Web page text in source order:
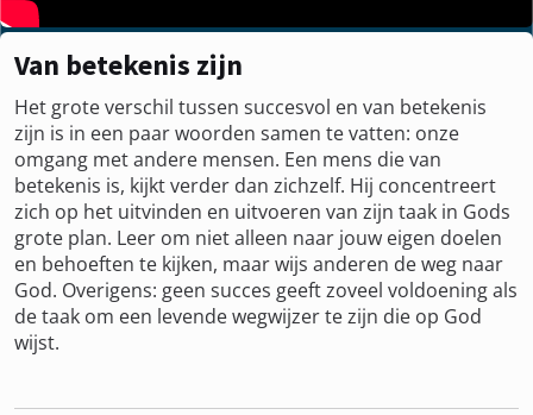
Van betekenis zijn
Het grote verschil tussen succesvol en van betekenis
zijn is in een paar woorden samen te vatten: onze
omgang met andere mensen. Een mens die van
betekenis is, kijkt verder dan zichzelf. Hij concentreert
zich op het uitvinden en uitvoeren van zijn taak in Gods
grote plan. Leer om niet alleen naar jouw eigen doelen
en behoeften te kijken, maar wijs anderen de weg naar
God. Overigens: geen succes geeft zoveel voldoening als
de taak om een levende wegwijzer te zijn die op God
wijst.